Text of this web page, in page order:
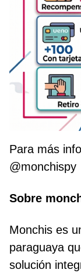
Para más
@monchispy
Sobre
Monchis es
paraguaya
solución